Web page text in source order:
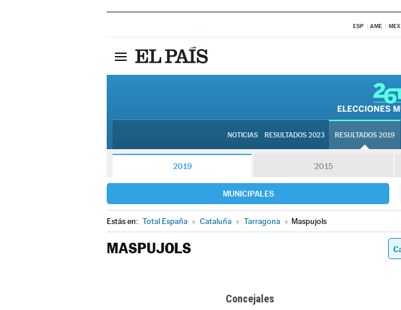
ESP AME MEX
NOTICIAS RESULTADOS 2023 RESULTADOS 2019
2019 2015
MUNICIPALES
Estás en: Total España » Cataluña » Tarragona » Maspujols
MASPUJOLS
Concejales